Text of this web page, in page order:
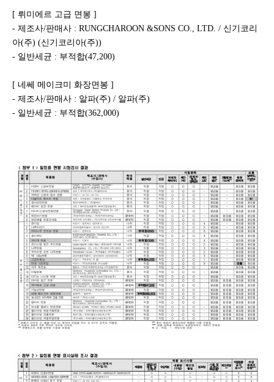
[ 뤼미에르 고급 면봉 ]
- 제조사/판매사 : RUNGCHAROON &SONS CO., LTD. / 신기코리
아(주) (신기코리아(주))
- 일반세균 : 부적합(47,200)
[ 네쎄 메이크미 화장면봉 ]
- 제조사/판매사 : 알파(주) / 알파(주)
- 일반세균 : 부적합(362,000)